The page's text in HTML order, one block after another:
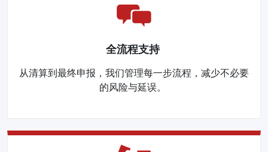
全流程支持
从清算到最终申报，我们管理每一步流程，减少不必要
的风险与延误。